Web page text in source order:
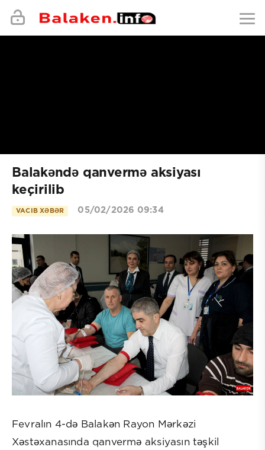
Balakəndə qanvermə aksiyası
keçirilib
VACIB XƏBƏR 05/02/2026 09:34
Fevralın 4-də Balakən Rayon Mərkəzi
Xəstəxanasında qanvermə aksiyasın təşkil